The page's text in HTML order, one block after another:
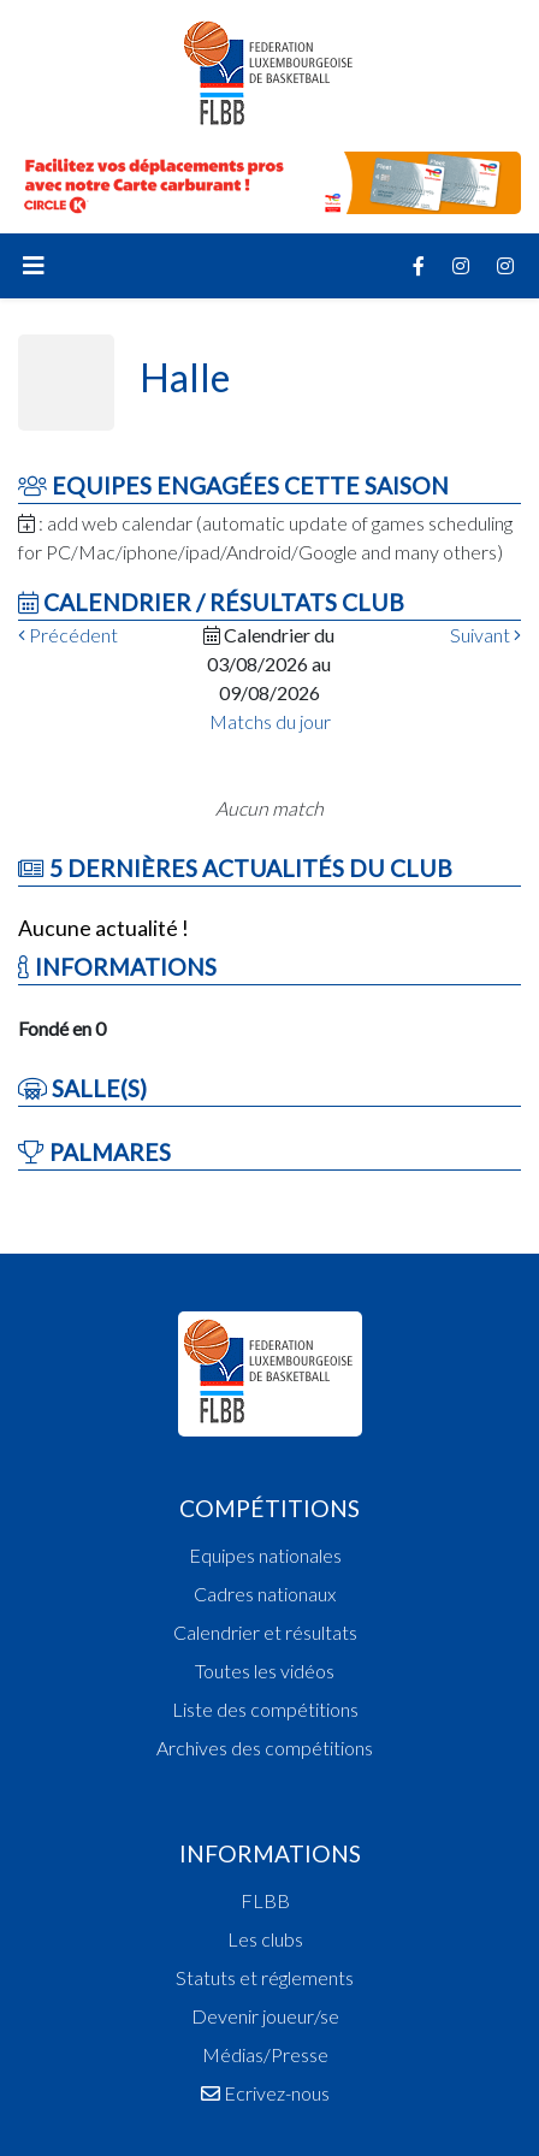
Halle
EQUIPES ENGAGÉES CETTE SAISON
: add web calendar (automatic update of games scheduling
for PC/Mac/iphone/ipad/Android/Google and many others)
CALENDRIER / RÉSULTATS CLUB
Précédent
Calendrier du
03/08/2026 au
09/08/2026
Suivant
Matchs du jour
Aucun match
5 DERNIÈRES ACTUALITÉS DU CLUB
Aucune actualité !
INFORMATIONS
Fondé en 0
SALLE(S)
PALMARES
COMPÉTITIONS
Equipes nationales
Cadres nationaux
Calendrier et résultats
Toutes les vidéos
Liste des compétitions
Archives des compétitions
INFORMATIONS
FLBB
Les clubs
Statuts et réglements
Devenir joueur/se
Médias/Presse
Ecrivez-nous